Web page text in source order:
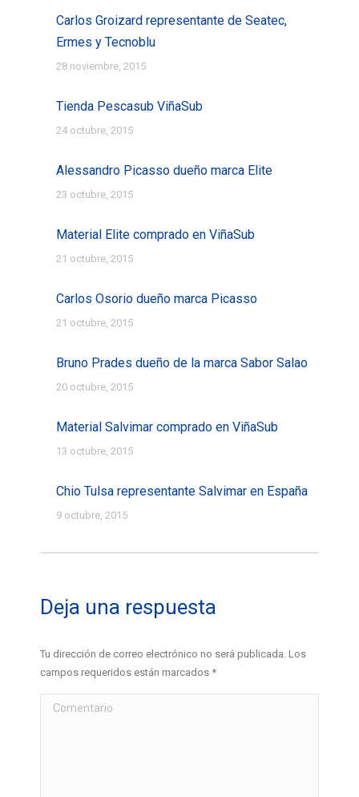
Carlos Groizard representante de Seatec,
Ermes y Tecnoblu
28 noviembre, 2015
Tienda Pescasub ViñaSub
24 octubre, 2015
Alessandro Picasso dueño marca Elite
23 octubre, 2015
Material Elite comprado en ViñaSub
21 octubre, 2015
Carlos Osorio dueño marca Picasso
21 octubre, 2015
Bruno Prades dueño de la marca Sabor Salao
20 octubre, 2015
Material Salvimar comprado en ViñaSub
13 octubre, 2015
Chio Tulsa representante Salvimar en España
9 octubre, 2015
Deja una respuesta
Tu dirección de correo electrónico no será publicada. Los
campos requeridos están marcados *
Comentario